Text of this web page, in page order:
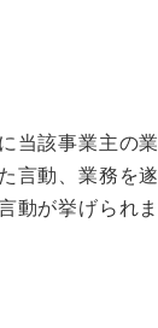
当該事業主の
言動、業務を
が挙げられま